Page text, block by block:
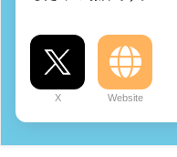
X Website